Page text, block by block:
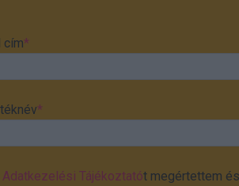
cím*
*
Adatkezelési Tájékoztatót megértettem